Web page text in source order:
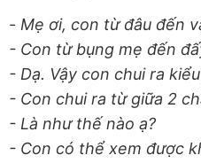
- Mẹ ơi, con từ đâu đến
- Con từ bụng mẹ đến
- Dạ. Vậy con chui ra
- Con chui ra từ giữa 2
- Là như thế nào ạ?
- Con có thể xem được